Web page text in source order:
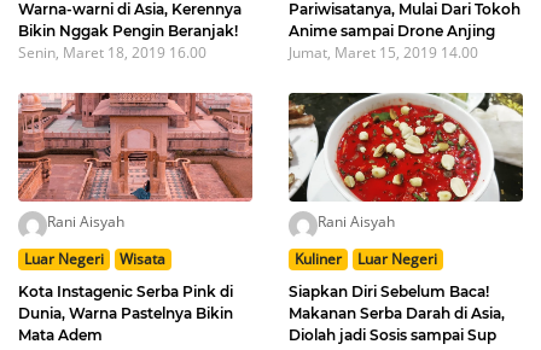
Warna-warni di Asia, Kerennya
Bikin Nggak Pengin Beranjak!
Senin, Maret 18, 2019 16.00
Pariwisatanya, Mulai Dari Tokoh
Anime sampai Drone Anjing
Jumat, Maret 15, 2019 14.00
Rani Aisyah
Luar Negeri
Wisata
Kota Instagenic Serba Pink di
Dunia, Warna Pastelnya Bikin
Mata Adem
Rani Aisyah
Kuliner
Luar Negeri
Siapkan Diri Sebelum Baca!
Makanan Serba Darah di Asia,
Diolah jadi Sosis sampai Sup